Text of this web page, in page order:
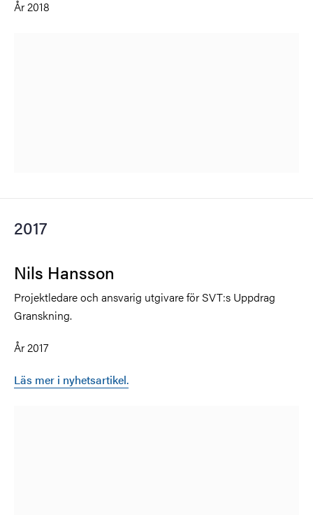
År 2018
2017
Nils Hansson
Projektledare och ansvarig utgivare för SVT:s Uppdrag
Granskning.
År 2017
Läs mer i nyhetsartikel.